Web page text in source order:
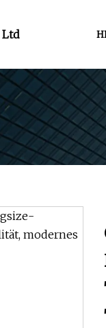
Ltd